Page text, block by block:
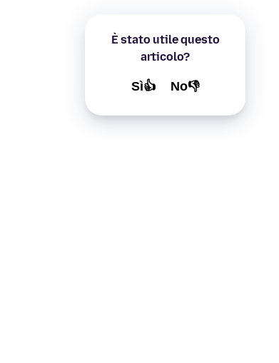
È stato utile questo
articolo?
Sì👍 No👎